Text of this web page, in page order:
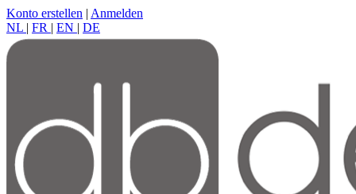
Konto erstellen | Anmelden
NL | FR | EN | DE